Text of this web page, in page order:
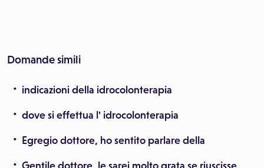
Domande simili
indicazioni della idrocolonterapia
dove si effettua l' idrocolonterapia
Egregio dottore, ho sentito parlare della
Gentile dottore, le sarei molto grata se riuscisse